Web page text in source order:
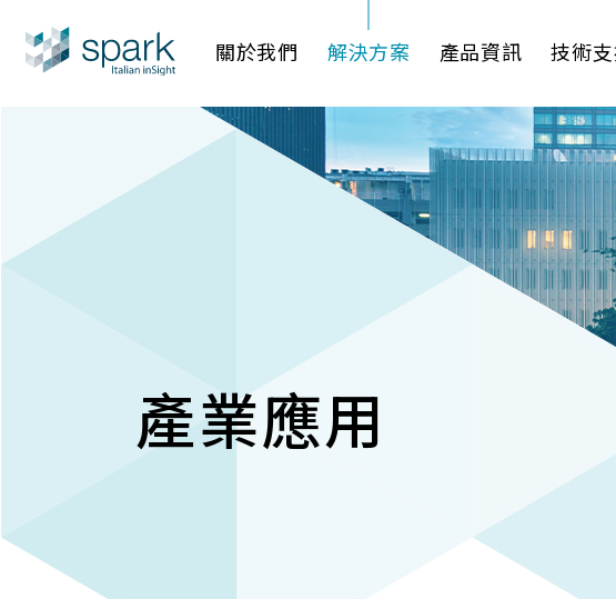
關於我們 解決方案
產業應用
產品資訊
AI 影像管理軟體
AI 一站式解決方案
IP網路攝影機
技術
產業應用